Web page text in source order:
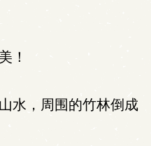
！
水，周围的竹林倒成